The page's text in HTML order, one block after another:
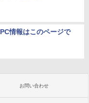
情報はこのページで
お問い合わせ